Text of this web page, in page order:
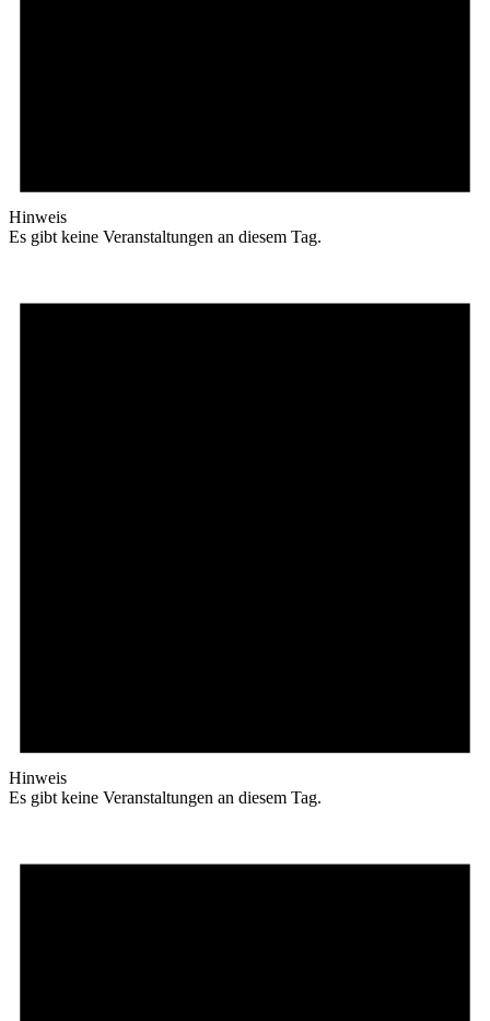
Hinweis
Es gibt keine Veranstaltungen an diesem Tag.
Hinweis
Es gibt keine Veranstaltungen an diesem Tag.